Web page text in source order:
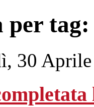
per
30